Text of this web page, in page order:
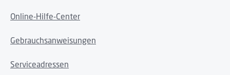
Online-Hilfe-Center
Gebrauchsanweisungen
Serviceadressen